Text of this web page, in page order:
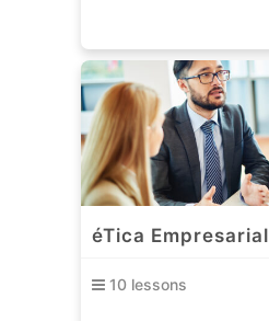
éTica Empresarial
10 lessons